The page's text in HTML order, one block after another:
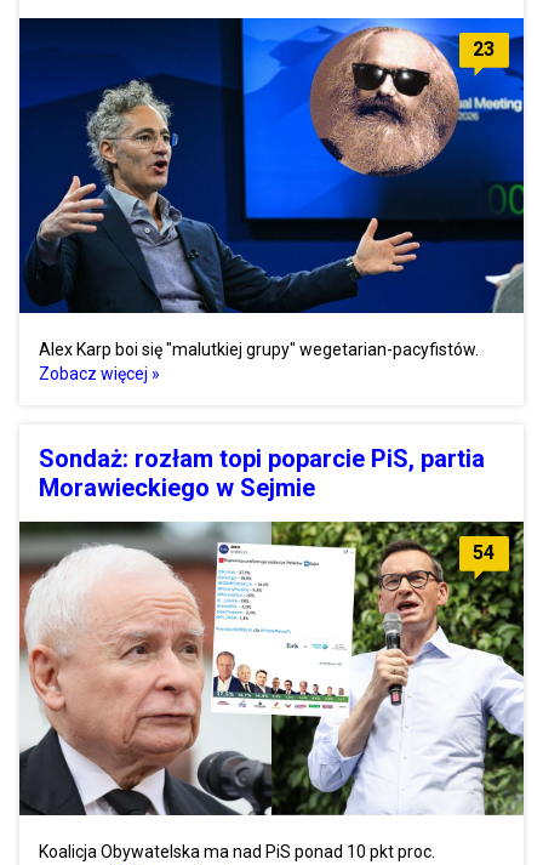
23
Alex Karp boi się "malutkiej grupy" wegetarian-pacyfistów.
Zobacz więcej »
Sondaż: rozłam topi poparcie PiS, partia
Morawieckiego w Sejmie
54
Koalicja Obywatelska ma nad PiS ponad 10 pkt proc.